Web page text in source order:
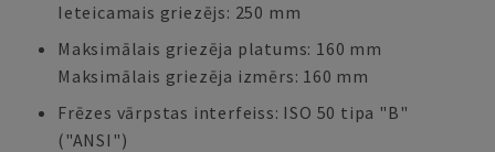
Ieteicamais griezējs: 250 mm
Maksimālais griezēja platums: 160 mm
Maksimālais griezēja izmērs: 160 mm
Frēzes vārpstas interfeiss: ISO 50 tipa "B"
("ANSI")